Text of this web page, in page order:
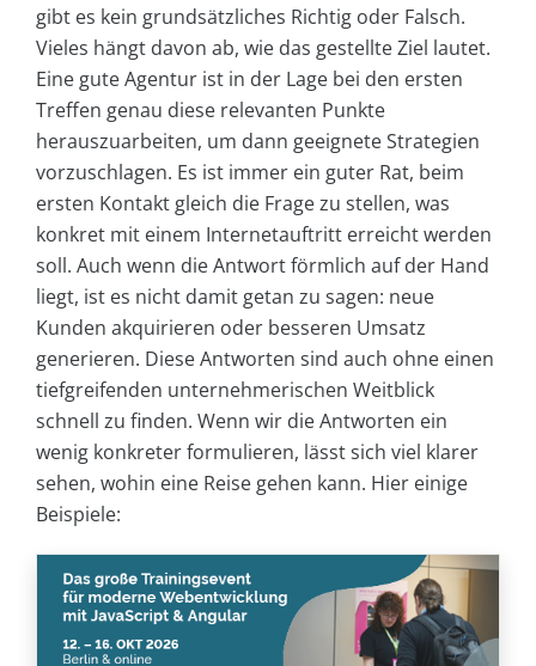
gibt es kein grundsätzliches Richtig oder Falsch.
Vieles hängt davon ab, wie das gestellte Ziel lautet.
Eine gute Agentur ist in der Lage bei den ersten
Treffen genau diese relevanten Punkte
herauszuarbeiten, um dann geeignete Strategien
vorzuschlagen. Es ist immer ein guter Rat, beim
ersten Kontakt gleich die Frage zu stellen, was
konkret mit einem Internetauftritt erreicht werden
soll. Auch wenn die Antwort förmlich auf der Hand
liegt, ist es nicht damit getan zu sagen: neue
Kunden akquirieren oder besseren Umsatz
generieren. Diese Antworten sind auch ohne einen
tiefgreifenden unternehmerischen Weitblick
schnell zu finden. Wenn wir die Antworten ein
wenig konkreter formulieren, lässt sich viel klarer
sehen, wohin eine Reise gehen kann. Hier einige
Beispiele: